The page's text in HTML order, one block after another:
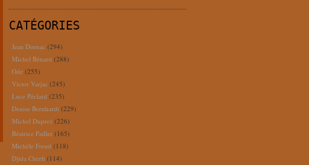
CATÉGORIES
Jean Dornac (294)
Michel Bénard (288)
Ode (255)
Victor Varjac (245)
Luce Péclard (235)
Denise Bernhardt (229)
Michel Duprez (226)
Béatrice Pailler (165)
Michèle Freud (118)
Djida Cherfi (114)